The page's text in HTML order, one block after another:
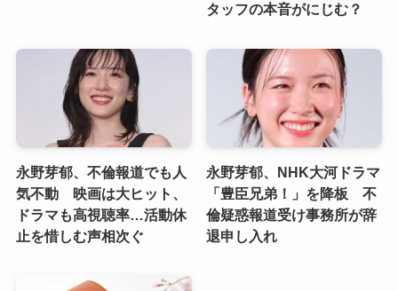
タッフの本音がにじむ？
永野芽郁、不倫報道でも人
気不動 映画は大ヒット、
ドラマも高視聴率…活動休
止を惜しむ声相次ぐ
永野芽郁、NHK大河ドラマ
「豊臣兄弟！」を降板 不
倫疑惑報道受け事務所が辞
退申し入れ